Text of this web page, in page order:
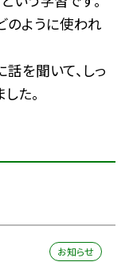
のように使われ
を聞いて、しっ
た。
お知らせ